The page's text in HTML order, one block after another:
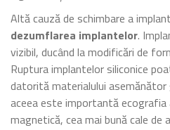
Altă cauză de schimbare a
dezumflarea implantelor.
vizibil, ducând la modificări de
Ruptura implantelor siliconice
datorită materialului
aceea este importantă ecografia
magnetică, cea mai bună cale de